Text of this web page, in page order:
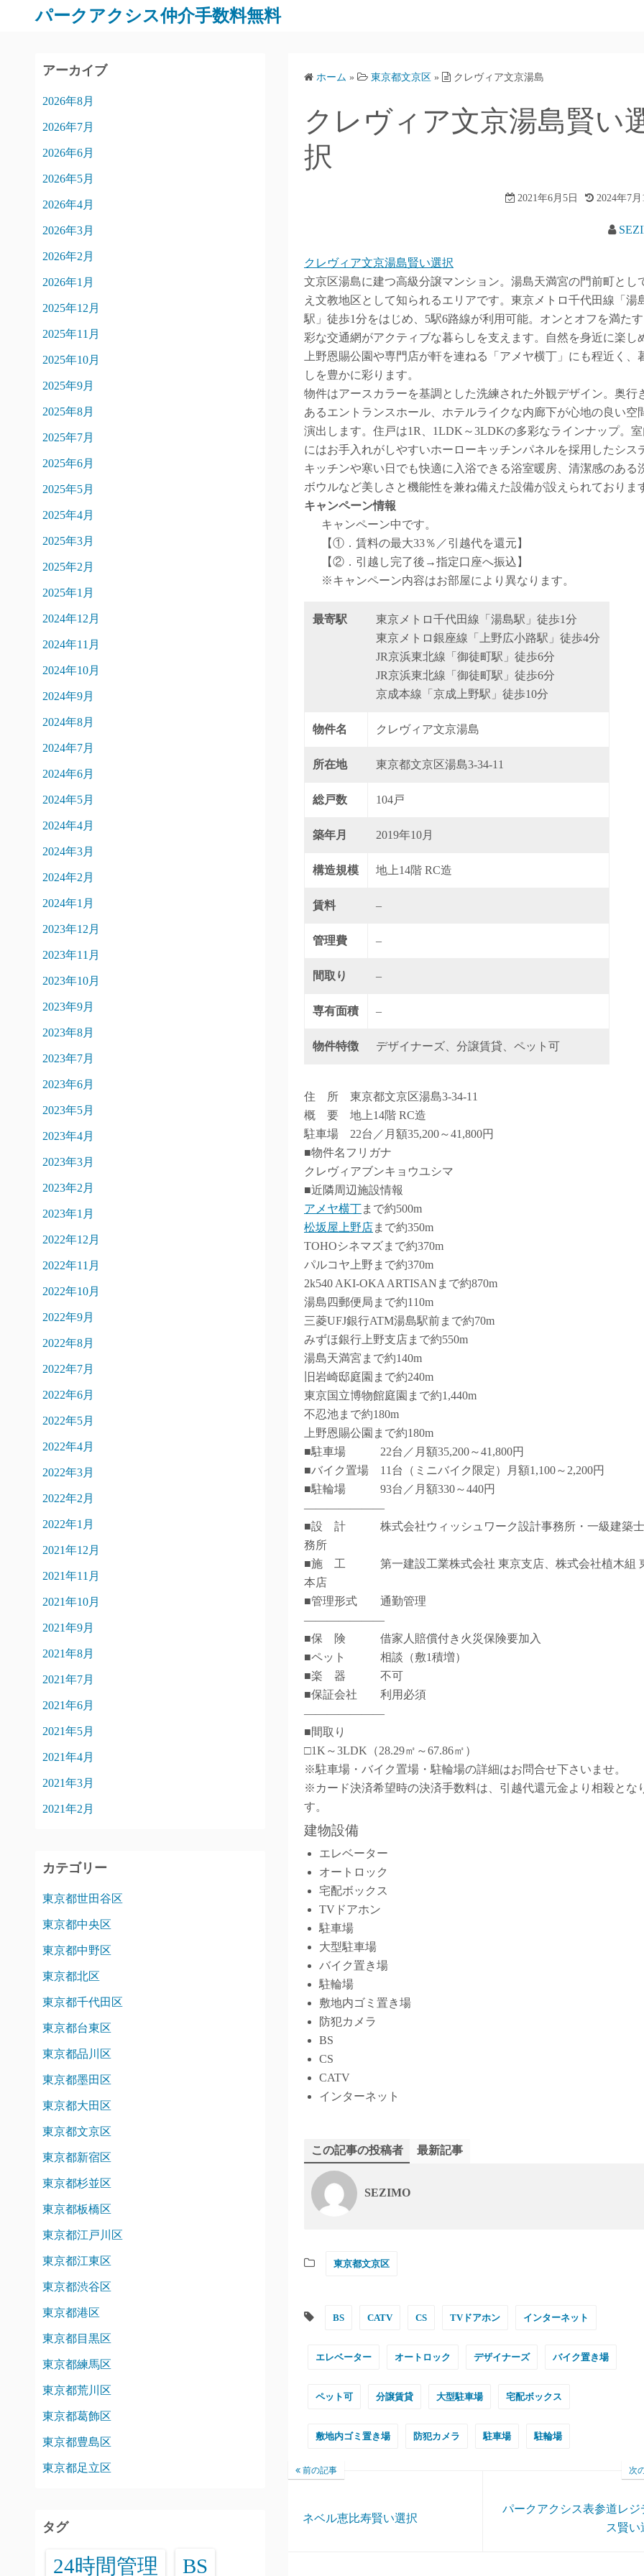
パークアクシス仲介手数料無料
ホーム » 東京都文京区 » クレヴィア文京湯島
クレヴィア文京湯島賢い
択
2021年6月5日 2024年7月
クレヴィア文京湯島賢い選択
文京区湯島に建つ高級分譲マンション。湯島天満宮の門前町とし
え文教地区として知られるエリアです。東京メトロ千代田線「湯
駅」徒歩1分をはじめ、5駅6路線が利用可能。オンとオフを満た
彩な交通網がアクティブな暮らしを支えます。自然を身近に楽し
上野恩賜公園や専門店が軒を連ねる「アメヤ横丁」にも程近く、
しを豊かに彩ります。
物件はアースカラーを基調とした洗練された外観デザイン。奥行
あるエントランスホール、ホテルライクな内廊下が心地の良い空
演出します。住戸は1R、1LDK～3LDKの多彩なラインナップ。
にはお手入れがしやすいホーローキッチンパネルを採用したシス
キッチンや寒い日でも快適に入浴できる浴室暖房、清潔感のある
ボウルなど美しさと機能性を兼ね備えた設備が設えられておりま
キャンペーン情報
キャンペーン中です。
【①．賃料の最大33％／引越代を還元】
【②．引越し完了後→指定口座へ振込】
※キャンペーン内容はお部屋により異なります。
最寄駅
東京メトロ千代田線「湯島駅」徒歩1分
東京メトロ銀座線「上野広小路駅」徒歩4分
JR京浜東北線「御徒町駅」徒歩6分
JR京浜東北線「御徒町駅」徒歩6分
京成本線「京成上野駅」徒歩10分
物件名 クレヴィア文京湯島
所在地 東京都文京区湯島3-34-11
総戸数 104戸
築年月 2019年10月
構造規模 地上14階 RC造
賃料 –
管理費 –
間取り –
専有面積 –
物件特徴 デザイナーズ、分譲賃貸、ペット可
住 所 東京都文京区湯島3-34-11
概 要 地上14階 RC造
駐車場 22台／月額35,200～41,800円
■物件名フリガナ
クレヴィアブンキョウユシマ
■近隣周辺施設情報
アメヤ横丁まで約500m
松坂屋上野店まで約350m
TOHOシネマズまで約370m
パルコヤ上野まで約370m
2k540 AKI-OKA ARTISANまで約870m
湯島四郵便局まで約110m
三菱UFJ銀行ATM湯島駅前まで約70m
みずほ銀行上野支店まで約550m
湯島天満宮まで約140m
旧岩崎邸庭園まで約240m
東京国立博物館庭園まで約1,440m
不忍池まで約180m
上野恩賜公園まで約180m
■駐車場 22台／月額35,200～41,800円
■バイク置場 11台（ミニバイク限定）月額1,100～2,200円
■駐輪場 93台／月額330～440円
―――――――
■設 計 株式会社ウィッシュワーク設計事務所・一級建築
務所
■施 工 第一建設工業株式会社 東京支店、株式会社植木組
本店
■管理形式 通勤管理
―――――――
■保 険 借家人賠償付き火災保険要加入
■ペット 相談（敷1積増）
■楽 器 不可
■保証会社 利用必須
―――――――
■間取り
□1K～3LDK（28.29㎡～67.86㎡）
※駐車場・バイク置場・駐輪場の詳細はお問合せ下さいませ。
※カード決済希望時の決済手数料は、引越代還元金より相殺とな
す。
建物設備
エレベーター
オートロック
宅配ボックス
TVドアホン
駐車場
大型駐車場
バイク置き場
駐輪場
敷地内ゴミ置き場
防犯カメラ
BS
CS
CATV
インターネット
この記事の投稿者 最新記事
SEZIMO
東京都文京区
BS CATV CS TVドアホン インターネット
エレベーター オートロック デザイナーズ バイク置き場
ペット可 分譲賃貸 大型駐車場 宅配ボックス
敷地内ゴミ置き場 防犯カメラ 駐車場 駐輪場
前の記事
ネベル恵比寿賢い選択
次
パークアクシス表参道レジ
ス賢い
アーカイブ
2026年8月
2026年7月
2026年6月
2026年5月
2026年4月
2026年3月
2026年2月
2026年1月
2025年12月
2025年11月
2025年10月
2025年9月
2025年8月
2025年7月
2025年6月
2025年5月
2025年4月
2025年3月
2025年2月
2025年1月
2024年12月
2024年11月
2024年10月
2024年9月
2024年8月
2024年7月
2024年6月
2024年5月
2024年4月
2024年3月
2024年2月
2024年1月
2023年12月
2023年11月
2023年10月
2023年9月
2023年8月
2023年7月
2023年6月
2023年5月
2023年4月
2023年3月
2023年2月
2023年1月
2022年12月
2022年11月
2022年10月
2022年9月
2022年8月
2022年7月
2022年6月
2022年5月
2022年4月
2022年3月
2022年2月
2022年1月
2021年12月
2021年11月
2021年10月
2021年9月
2021年8月
2021年7月
2021年6月
2021年5月
2021年4月
2021年3月
2021年2月
カテゴリー
東京都世田谷区
東京都中央区
東京都中野区
東京都北区
東京都千代田区
東京都台東区
東京都品川区
東京都墨田区
東京都大田区
東京都文京区
東京都新宿区
東京都杉並区
東京都板橋区
東京都江戸川区
東京都江東区
東京都渋谷区
東京都港区
東京都目黒区
東京都練馬区
東京都荒川区
東京都葛飾区
東京都豊島区
東京都足立区
タグ
24時間管理 BS